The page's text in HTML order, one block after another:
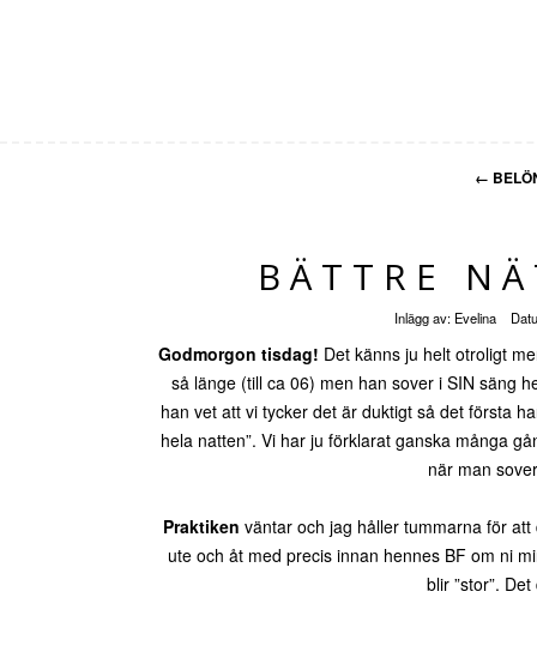
←
BÄTTRE
Inlägg av: Evelina
Godmorgon tisdag! Det känns ju helt otroligt
så länge (till ca 06) men han sover i SIN säng
han vet att vi tycker det är duktigt så det första
hela natten”. Vi har ju förklarat ganska många
när man
Praktiken väntar och jag håller tummarna för att
ute och åt med precis innan hennes BF om ni
blir ”stor”.